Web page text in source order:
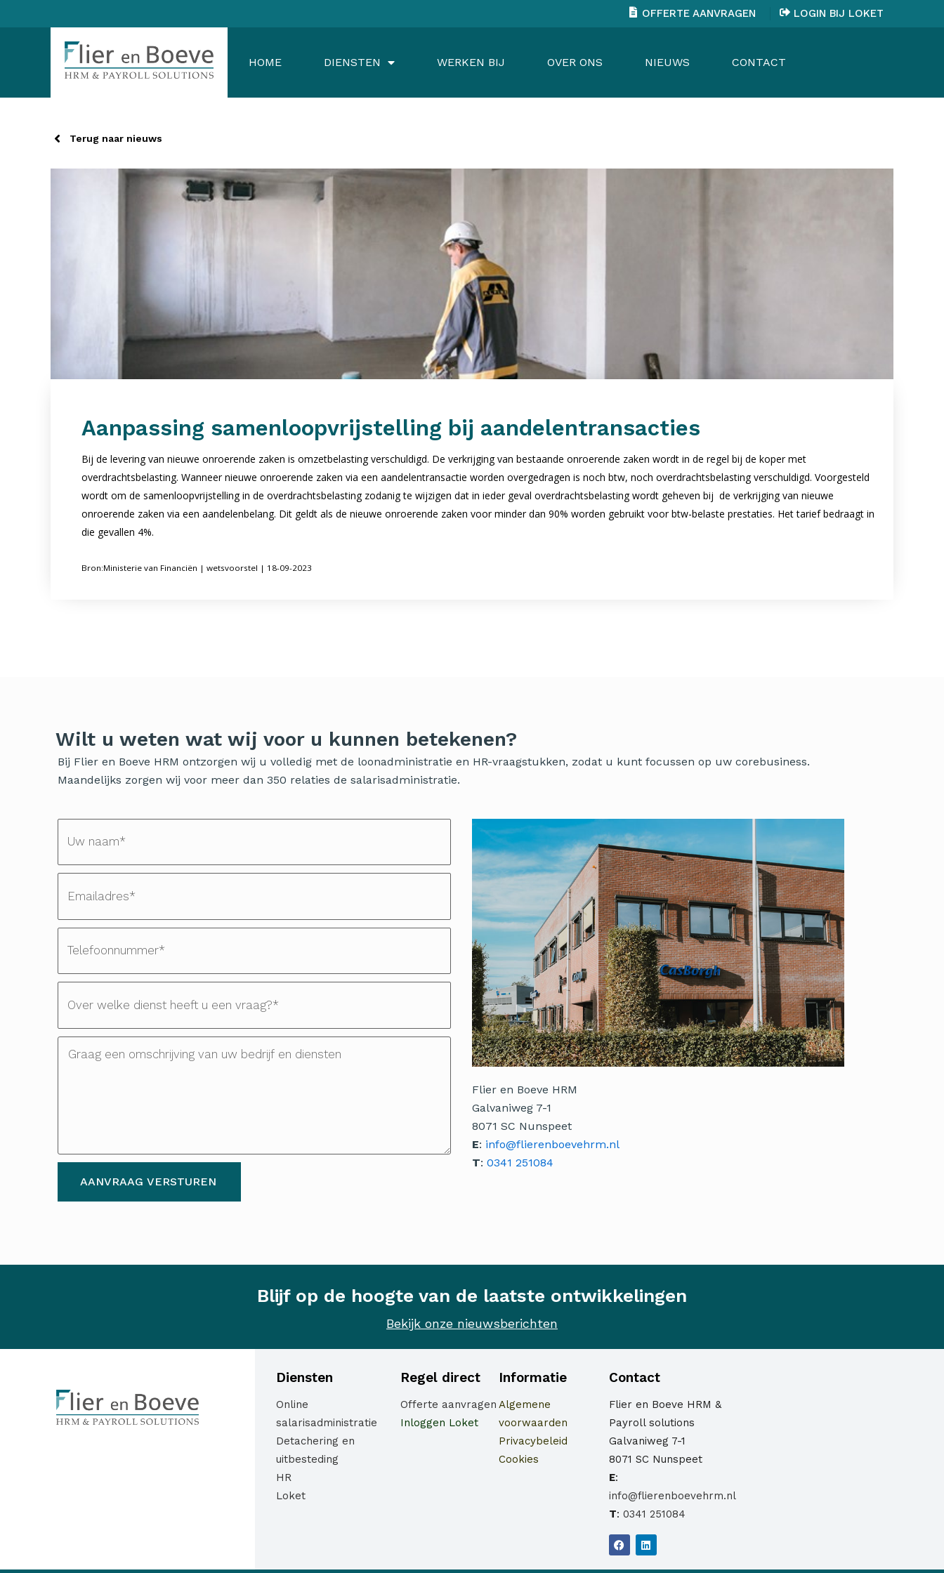
OFFERTE AANVRAGEN LOGIN BIJ LOKET
HOME DIENSTEN WERKEN BIJ OVER ONS NIEUWS CONTACT
Terug naar nieuws
Aanpassing samenloopvrijstelling bij aandelentransacties
Bij de levering van nieuwe onroerende zaken is omzetbelasting verschuldigd. De verkrijging van bestaande onroerende zaken wordt in de regel bij de koper met
overdrachtsbelasting. Wanneer nieuwe onroerende zaken via een aandelentransactie worden overgedragen is noch btw, noch overdrachtsbelasting verschuldigd. Voorgesteld
wordt om de samenloopvrijstelling in de overdrachtsbelasting zodanig te wijzigen dat in ieder geval overdrachtsbelasting wordt geheven bij de verkrijging van nieuwe
onroerende zaken via een aandelenbelang. Dit geldt als de nieuwe onroerende zaken voor minder dan 90% worden gebruikt voor btw-belaste prestaties. Het tarief bedraagt in
die gevallen 4%.
Bron:Ministerie van Financiën | wetsvoorstel | 18-09-2023
Wilt u weten wat wij voor u kunnen betekenen?
Bij Flier en Boeve HRM ontzorgen wij u volledig met de loonadministratie en HR-vraagstukken, zodat u kunt focussen op uw corebusiness.
Maandelijks zorgen wij voor meer dan 350 relaties de salarisadministratie.
AANVRAAG VERSTUREN
Flier en Boeve HRM
Galvaniweg 7-1
8071 SC Nunspeet
E: info@flierenboevehrm.nl
T: 0341 251084
Blijf op de hoogte van de laatste ontwikkelingen
Bekijk onze nieuwsberichten
Diensten
Online
salarisadministratie
Detachering en
uitbesteding
HR
Loket
Regel direct
Offerte aanvragen
Inloggen Loket
Informatie
Algemene
voorwaarden
Privacybeleid
Cookies
Contact
Flier en Boeve HRM &
Payroll solutions
Galvaniweg 7-1
8071 SC Nunspeet
E:
info@flierenboevehrm.nl
T: 0341 251084
F
a
L
i